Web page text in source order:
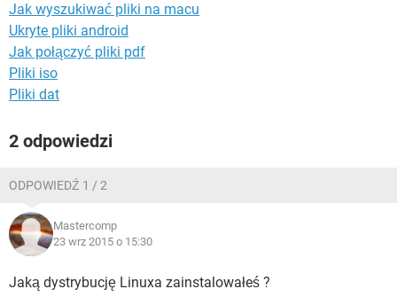
Jak wyszukiwać pliki na macu
Ukryte pliki android
Jak połączyć pliki pdf
Pliki iso
Pliki dat
2 odpowiedzi
ODPOWIEDŹ 1 / 2
Mastercomp
23 wrz 2015 o 15:30
Jaką dystrybucję Linuxa zainstalowałeś ?